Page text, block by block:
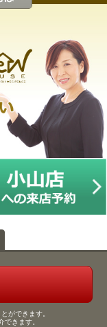
ができます。
できます。